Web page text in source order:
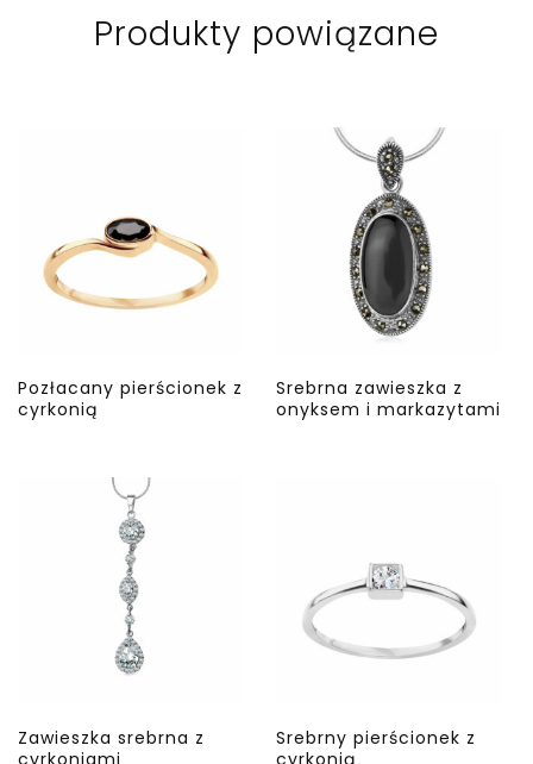
Produkty powiązane
Pozłacany pierścionek z
cyrkonią
Srebrna zawieszka z
onyksem i markazytami
Zawieszka srebrna z
cyrkoniami
Srebrny pierścionek z
cyrkonią